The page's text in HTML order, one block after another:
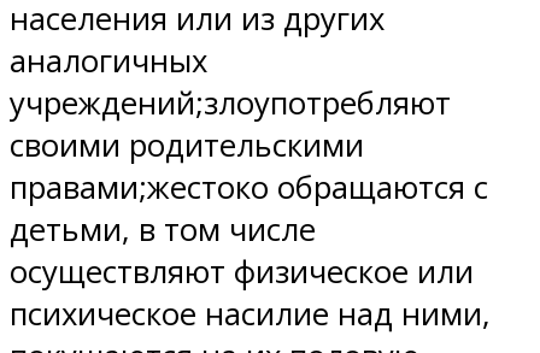
населения или из других
аналогичных
учреждений;злоупотребляют
своими родительскими
правами;жестоко обращаются с
детьми, в том числе
осуществляют физическое или
психическое насилие над ними,